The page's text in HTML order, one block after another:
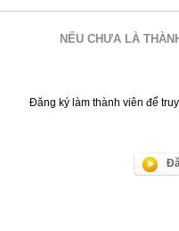
NẾU CHƯA LÀ
Đăng ký làm thành viên để